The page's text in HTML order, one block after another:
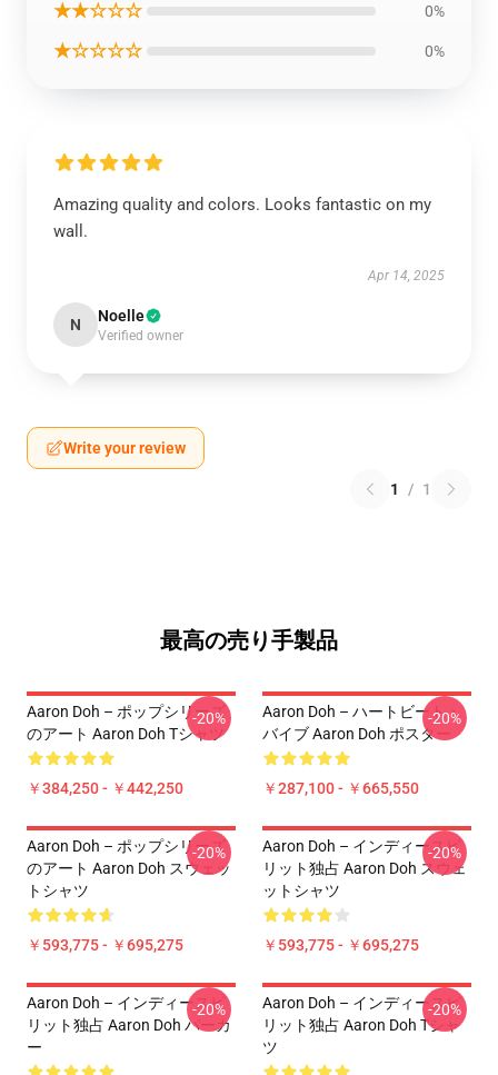
★★☆☆☆ 0%
★☆☆☆☆ 0%
Amazing quality and colors. Looks fantastic on my
wall.
Apr 14, 2025
N Noelle
Verified owner
Write your review
1 / 1
最高の売り手製品
Aaron Doh – ポップシリーズ
のアート Aaron Doh Tシャツ
￥384,250 - ￥442,250
-20%
Aaron Doh – ハートビート・
バイブ Aaron Doh ポスター
￥287,100 - ￥665,550
-20%
Aaron Doh – ポップシリーズ
のアート Aaron Doh スウェッ
トシャツ
￥593,775 - ￥695,275
-20%
Aaron Doh – インディースピ
リット独占 Aaron Doh スウェ
ットシャツ
￥593,775 - ￥695,275
-20%
Aaron Doh – インディースピ
リット独占 Aaron Doh パーカ
ー
-20%
Aaron Doh – インディースピ
リット独占 Aaron Doh Tシャ
ツ
-20%